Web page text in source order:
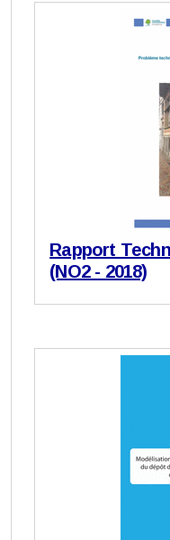
Rapport
(NO2 - 2018)